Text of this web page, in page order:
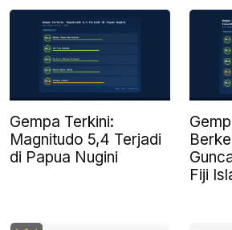
Gempa Terkini:
Magnitudo 5,4 Terjadi
di Papua Nugini
Fiji